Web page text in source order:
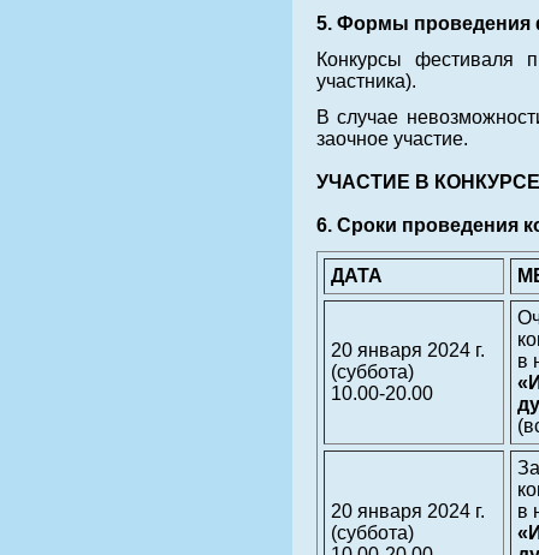
5. Формы проведения
Конкурсы фестиваля
участника).
В случае
заочное участие.
УЧАСТИЕ В
6. Сроки проведения
ДАТА
20 января 2024 г.
(суббота)
10.00-20.00
в
20 января 2024 г.
(суббота)
в